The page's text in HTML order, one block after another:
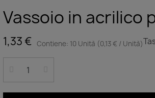
Vassoio in acrilico
1,33 € Contiene: 10 Unità (0,13 € / Unità)